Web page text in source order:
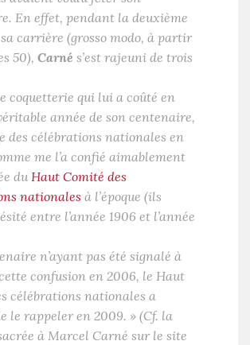
En effet, pendant la deuxième
carrière (grosso modo, à partir
50), Carné s’est rajeuni de trois
coquetterie qui lui a coûté en
année de son centenaire,
des célébrations nationales en
me l’a confié aimablement
du Haut Comité des
nationales à l’époque (ils
entre l’année 1906 et l’année
n’ayant pas été signalé à
confusion en 2006, le Haut
célébrations nationales a
le rappeler en 2009. » (Cf. la
à Marcel Carné sur le site